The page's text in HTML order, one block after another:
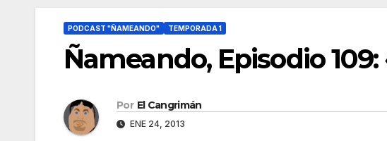
PODCAST "ÑAMEANDO" TEMPORADA 1
Ñameando, Episodio 109:
Por El Cangrimán
ENE 24, 2013